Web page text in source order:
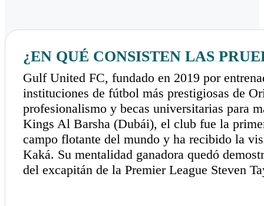
¿EN QUÉ CONSISTEN LAS
Gulf United FC, fundado en 2019 por
instituciones de fútbol más prestigiosas de
profesionalismo y becas universitarias para
Kings Al Barsha (Dubái), el club fue la
campo flotante del mundo y ha recibido la
Kaká. Su mentalidad ganadora quedó
del excapitán de la Premier League Steven